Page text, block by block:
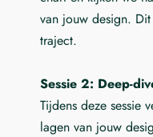
van jouw design.
traject.
Sessie 2: Deep-
Tijdens deze sessie
lagen van jouw